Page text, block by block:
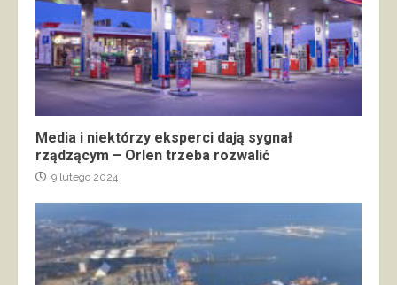
Media i niektórzy eksperci dają sygnał
rządzącym – Orlen trzeba rozwalić
9 lutego 2024